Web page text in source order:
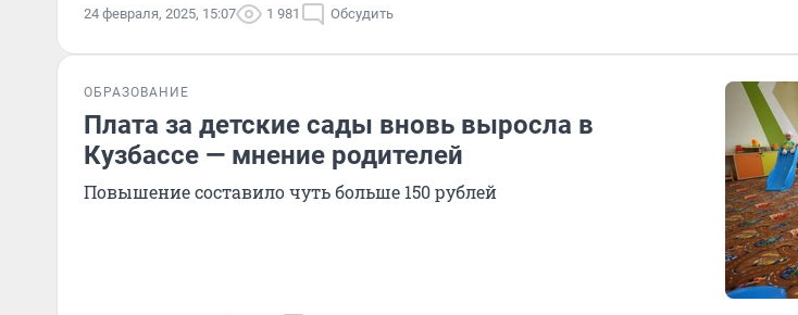
24 февраля, 2025, 15:07 1 981 Обсудить
ОБРАЗОВАНИЕ
Плата за детские сады вновь выросла в
Кузбассе — мнение родителей
Повышение составило чуть больше 150 рублей